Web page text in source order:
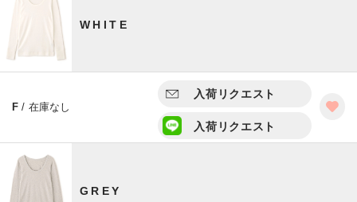
WHITE
F / 在庫なし
入荷リクエスト
入荷リクエスト
GREY